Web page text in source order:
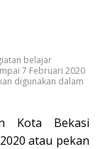
belajar
7 Februari 2020
digunakan dalam
Kota Bekasi
atau pekan